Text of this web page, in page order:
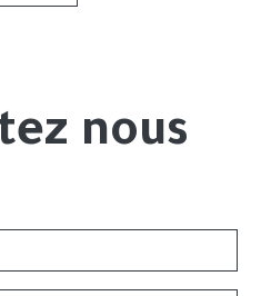
nous